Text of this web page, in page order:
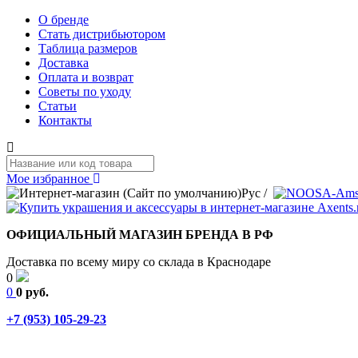
О бренде
Стать дистрибьютором
Таблица размеров
Доставка
Оплата и возврат
Советы по уходу
Статьи
Контакты
Мое избранное
Рус /
ОФИЦИАЛЬНЫЙ МАГАЗИН БРЕНДА В РФ
Доставка по всему миру со склада в Краснодаре
0
0 0 руб.
+7 (953) 105-29-23